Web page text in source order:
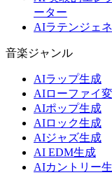
ーター
AIラテンジェ
音楽ジャンル
AIラップ生成
AIローファイ
AIポップ生成
AIロック生成
AIジャズ生成
AI EDM生成
AIカントリー